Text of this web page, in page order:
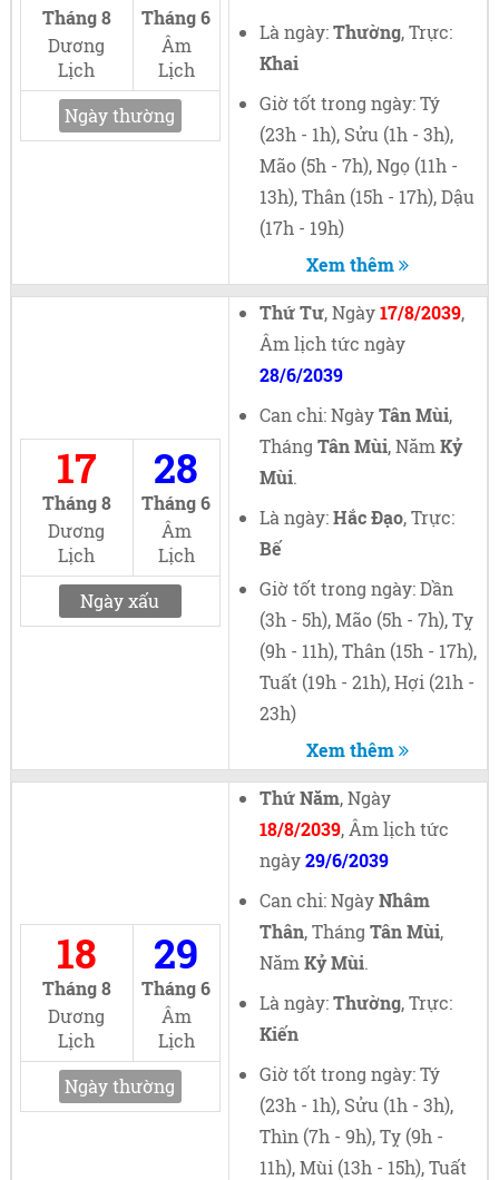
Tháng 8
Dương
Lịch
Tháng 6
Âm
Lịch
Ngày thường
Là ngày:Thường, Trực:
Khai
Giờ tốt trong ngày: Tý
(23h - 1h), Sửu (1h - 3h),
Mão (5h - 7h), Ngọ (11h -
13h), Thân (15h - 17h), Dậu
(17h - 19h)
Xem thêm
17
Tháng 8
Dương
Lịch
28
Tháng 6
Âm
Lịch
Ngày xấu
Thứ Tư, Ngày17/8/2039,
Âm lịch tức ngày
28/6/2039
Can chi: NgàyTân Mùi,
Tháng Tân Mùi, Năm Kỷ
Mùi.
Là ngày:Hắc Đạo, Trực:
Bế
Giờ tốt trong ngày: Dần
(3h - 5h), Mão (5h - 7h), Tỵ
(9h - 11h), Thân (15h - 17h),
Tuất (19h - 21h), Hợi (21h -
23h)
Xem thêm
18
Tháng 8
Dương
Lịch
29
Tháng 6
Âm
Lịch
Ngày thường
Thứ Năm, Ngày
18/8/2039, Âm lịch tức
ngày29/6/2039
Can chi: NgàyNhâm
Thân, Tháng Tân Mùi,
Năm Kỷ Mùi.
Là ngày:Thường, Trực:
Kiến
Giờ tốt trong ngày: Tý
(23h - 1h), Sửu (1h - 3h),
Thìn (7h - 9h), Tỵ (9h -
11h), Mùi (13h - 15h), Tuất